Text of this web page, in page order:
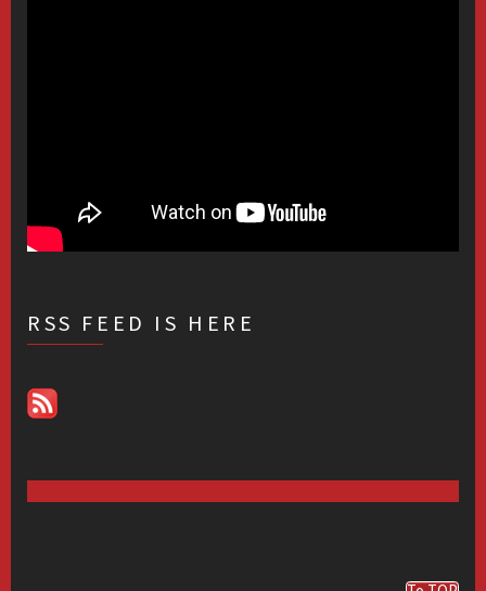
RSS FEED IS HERE